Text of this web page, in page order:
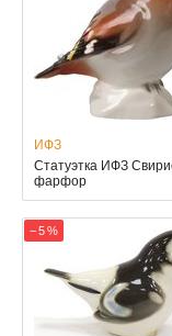
ИФЗ
Статуэтка ИФЗ
фарфор
− 5 %